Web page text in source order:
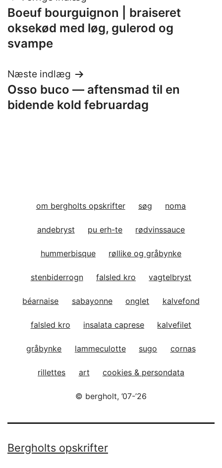
Boeuf bourguignon | braiseret
oksekød med løg, gulerod og
svampe
Næste indlæg
Osso buco — aftensmad til en
bidende kold februardag
om bergholts opskrifter søg noma
andebryst pu erh-te rødvinssauce
hummerbisque røllike og gråbynke
stenbiderrogn falsled kro vagtelbryst
béarnaise sabayonne onglet kalvefond
falsled kro insalata caprese kalvefilet
gråbynke lammeculotte sugo cornas
rillettes art cookies & persondata
© bergholt, ’07-’26
Bergholts opskrifter